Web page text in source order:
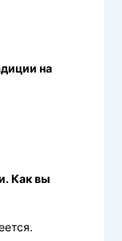
на
Как вы